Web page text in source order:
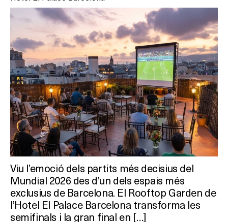
Viu l’emoció dels partits més decisius del
Mundial 2026 des d’un dels espais més
exclusius de Barcelona. El Rooftop Garden de
l’Hotel El Palace Barcelona transforma les
semifinals i la gran final en […]